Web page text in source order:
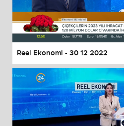
Reel Ekonomi - 30 12 2022